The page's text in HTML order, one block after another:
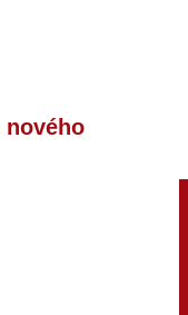
nového